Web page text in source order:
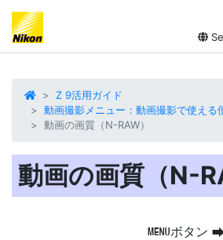
Z 9活用ガイド
動画撮影メニュー：動画撮影で使える
動画の画質（N-RAW）
動画の画質（N-
Gボタン